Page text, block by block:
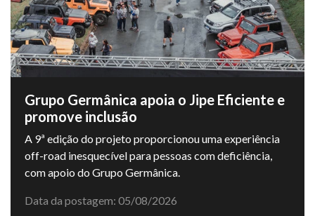
Grupo Germânica apoia o Jipe Eficiente e
promove inclusão
A 9ª edição do projeto proporcionou uma experiência
off-road inesquecível para pessoas com deficiência,
com apoio do Grupo Germânica.
Data da postagem: 05/08/2026